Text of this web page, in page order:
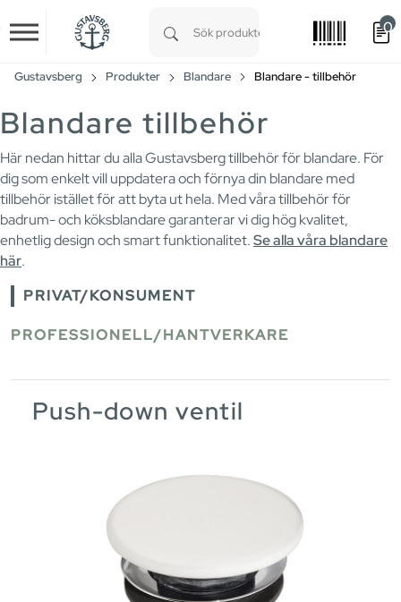
Skip to main content
0
Gustavsberg Produkter Blandare Blandare - tillbehör
Blandare tillbehör
Här nedan hittar du alla Gustavsberg tillbehör för blandare. För
dig som enkelt vill uppdatera och förnya din blandare med
tillbehör istället för att byta ut hela. Med våra tillbehör för
badrum- och köksblandare garanterar vi dig hög kvalitet,
enhetlig design och smart funktionalitet.Se alla våra blandare
här.
PRIVAT/KONSUMENT
PROFESSIONELL/HANTVERKARE
Push-down ventil